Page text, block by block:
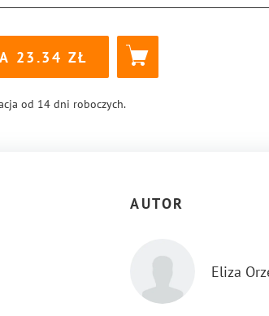
miękka
blok klejony
978-83-288-0604-7
23.34
od 14 dni roboczych.
AUTOR
Eliza